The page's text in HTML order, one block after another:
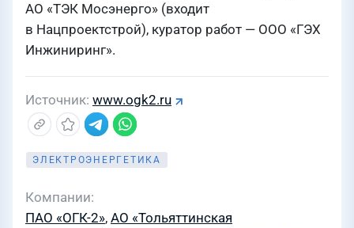
АО «ТЭК Мосэнерго» (входит
в Нацпроектстрой), куратор работ — ООО «ГЭХ
Инжиниринг».
Источник www.ogk2.ru
ЭЛЕКТРОЭНЕРГЕТИКА
Компании
ПАО «ОГК-2», АО «Тольяттинская